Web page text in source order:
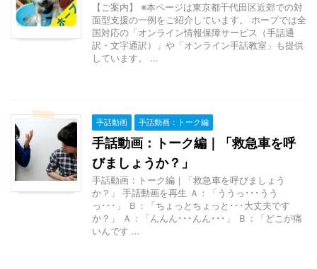
【ご案内】 ※本ページは東京都千代田区近郊での対
面型支援の一例をご紹介しています。 ホープでは全
国対応の「オンライン情報保障サービス（手話通
訳・文字通訳）」や「オンライン手話教室」も提供
しています。 ...
手話動画 手話動画：トーク編
手話動画：トーク編｜「救急車を呼
びましょうか？」
手話動画：トーク編｜「救急車を呼びましょう
か？」 手話動画を再生 Ａ：「ううっ･･･うう
っ･･･」 Ｂ：「ちょっとちょっと･･･大丈夫です
か？」 Ａ：「んんん･･･んん･･･」 Ｂ：「どこが痛
いんです ...